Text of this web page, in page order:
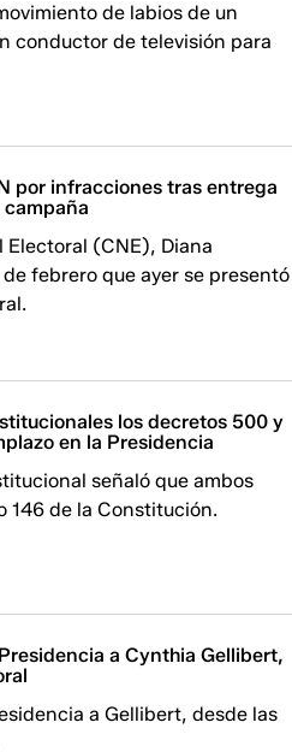
de labios de un
conductor de televisión para
por infracciones tras entrega
Electoral (CNE), Diana
febrero que ayer se presentó
los decretos 500 y
en la Presidencia
señaló que ambos
146 de la Constitución.
a Cynthia Gellibert,
a Gellibert, desde las